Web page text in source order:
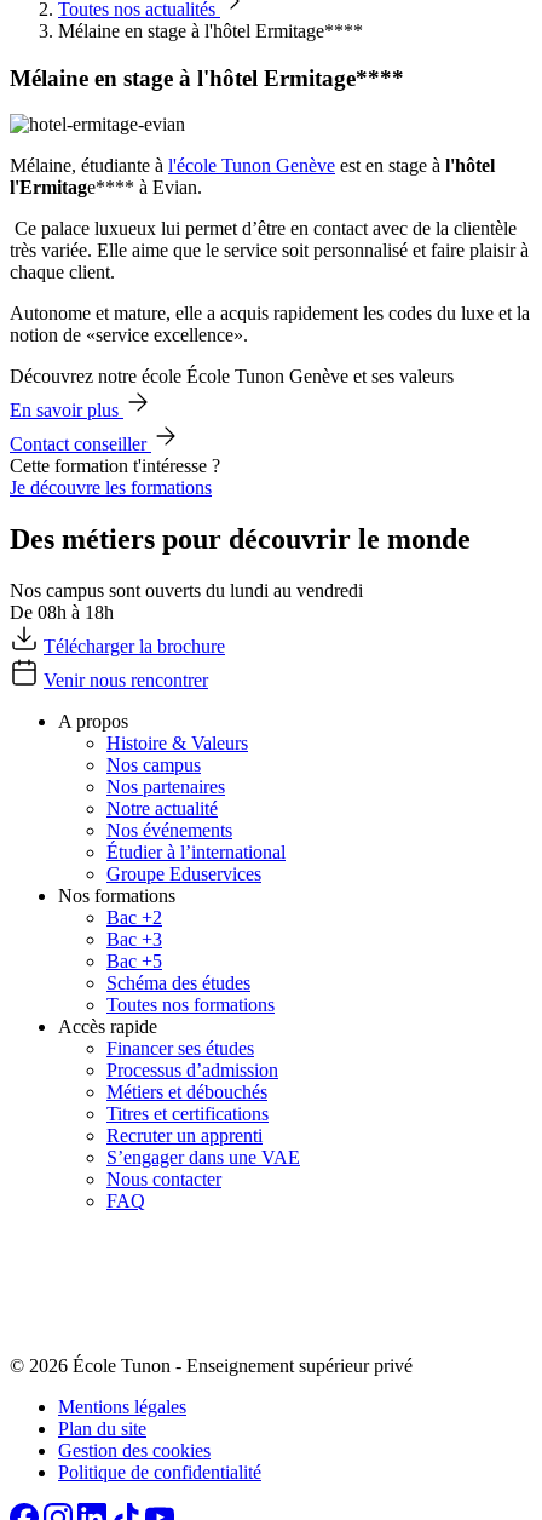
Toutes nos actualités
Mélaine en stage à l'hôtel Ermitage****
Mélaine en stage à l'hôtel Ermitage****
Mélaine, étudiante à l'école Tunon Genève est en stage à l'hôtel
l'Ermitage**** à Evian.
Ce palace luxueux lui permet d’être en contact avec de la clientèle
très variée. Elle aime que le service soit personnalisé et faire plaisir à
chaque client.
Autonome et mature, elle a acquis rapidement les codes du luxe et la
notion de «service excellence».
Découvrez notre école École Tunon Genève et ses valeurs
En savoir plus
Contact conseiller
Cette formation t'intéresse ?
Je découvre les formations
Des métiers pour découvrir le monde
Nos campus sont ouverts du lundi au vendredi
De 08h à 18h
Télécharger la brochure
Venir nous rencontrer
A propos
Histoire & Valeurs
Nos campus
Nos partenaires
Notre actualité
Nos événements
Étudier à l’international
Groupe Eduservices
Nos formations
Bac +2
Bac +3
Bac +5
Schéma des études
Toutes nos formations
Accès rapide
Financer ses études
Processus d’admission
Métiers et débouchés
Titres et certifications
Recruter un apprenti
S’engager dans une VAE
Nous contacter
FAQ
© 2026 École Tunon - Enseignement supérieur privé
Mentions légales
Plan du site
Gestion des cookies
Politique de confidentialité